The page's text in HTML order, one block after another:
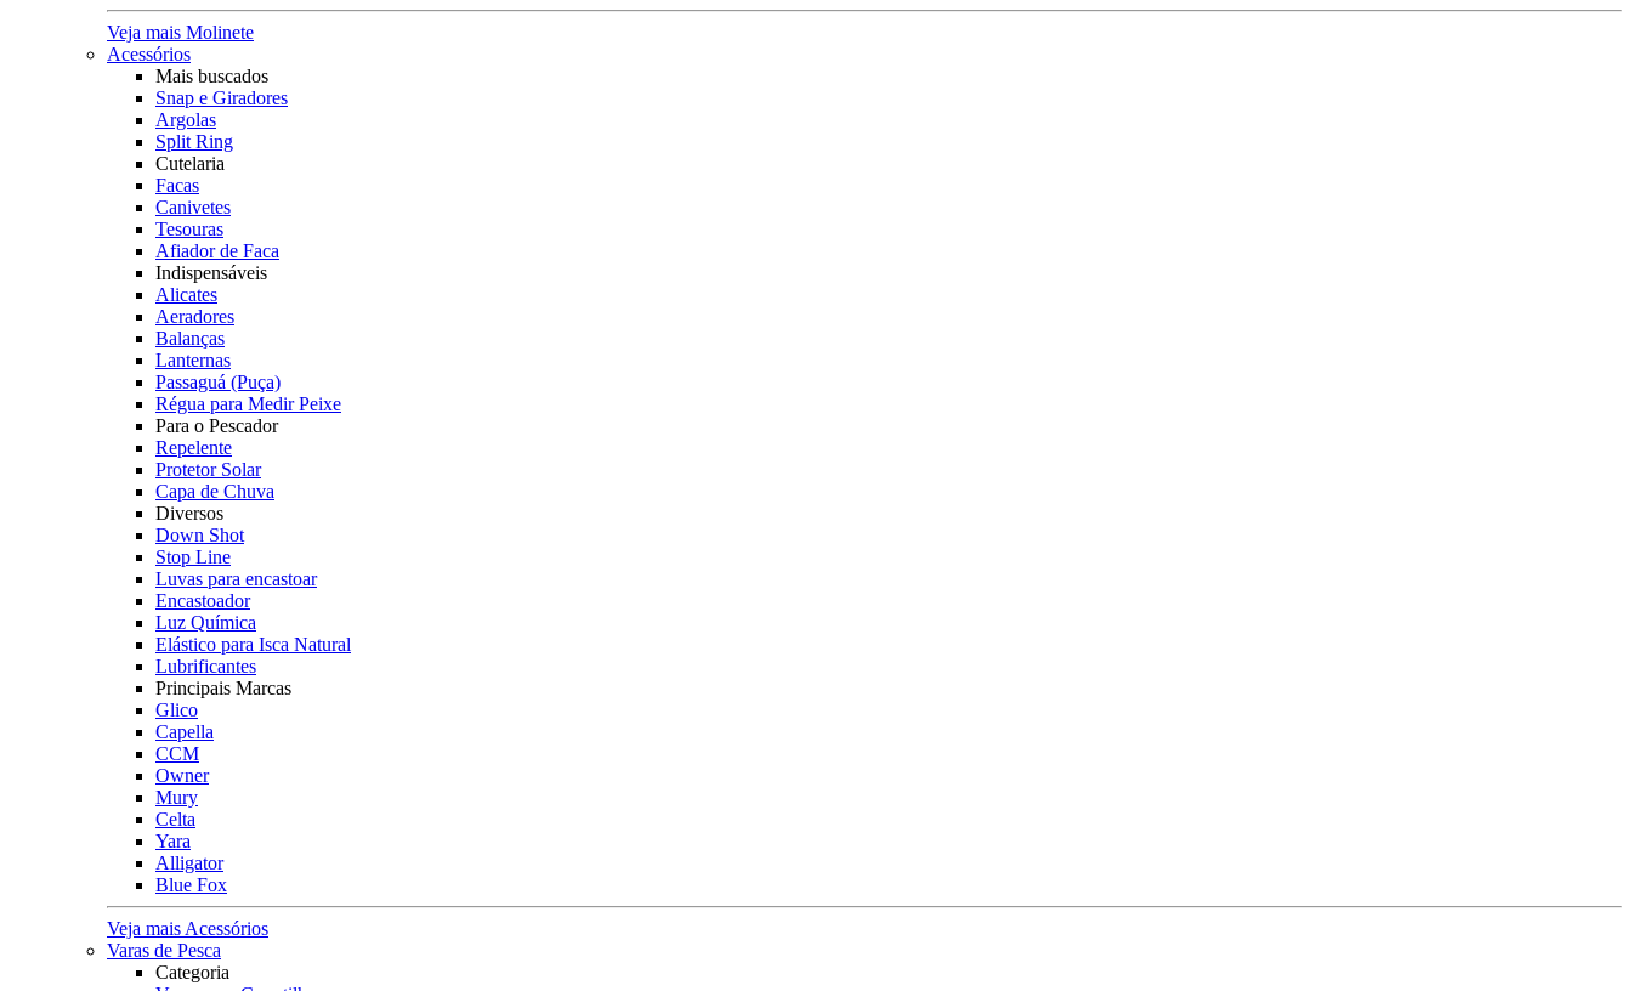
Veja mais Molinete
Acessórios
Mais buscados
Snap e Giradores
Argolas
Split Ring
Cutelaria
Facas
Canivetes
Tesouras
Afiador de Faca
Indispensáveis
Alicates
Aeradores
Balanças
Lanternas
Passaguá (Puça)
Régua para Medir Peixe
Para o Pescador
Repelente
Protetor Solar
Capa de Chuva
Diversos
Down Shot
Stop Line
Luvas para encastoar
Encastoador
Luz Química
Elástico para Isca Natural
Lubrificantes
Principais Marcas
Glico
Capella
CCM
Owner
Mury
Celta
Yara
Alligator
Blue Fox
Veja mais Acessórios
Varas de Pesca
Categoria